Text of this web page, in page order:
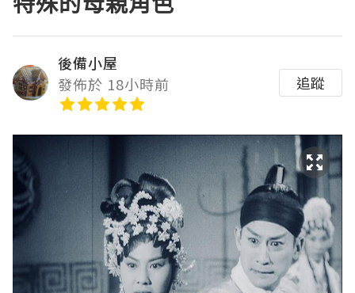
後備小屋
發佈於 18小時前
追蹤